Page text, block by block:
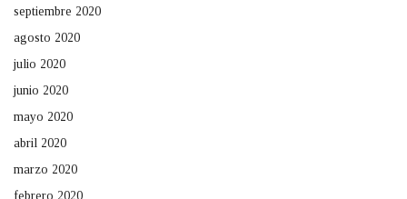
septiembre 2020
agosto 2020
julio 2020
junio 2020
mayo 2020
abril 2020
marzo 2020
febrero 2020